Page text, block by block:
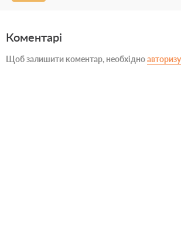
Коментарі
Щоб залишити коментар, необхідно